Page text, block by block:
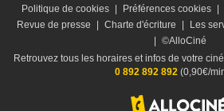
Politique de cookies
Préférences cookies
Revue de presse
Charte d'écriture Les
©AlloCiné
Retrouvez tous les horaires et infos de votre
0 892 892 892(0,90€/